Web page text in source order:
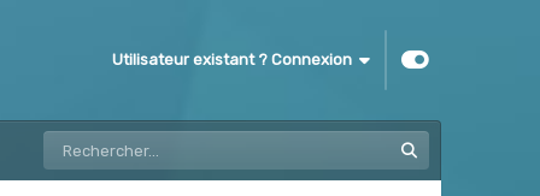
Utilisateur existant ? Connexion